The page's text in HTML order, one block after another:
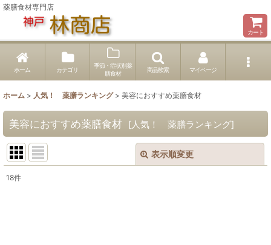
薬膳食材専門店
カート
ホーム カテゴリ
季節・症状別薬
膳食材
商品検索 マイページ
ホーム > 人気！ 薬膳ランキング > 美容におすすめ薬膳食材
美容におすすめ薬膳食材 [人気！ 薬膳ランキング]
表示順変更
18件